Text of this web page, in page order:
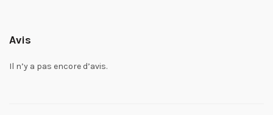
Avis
Il n’y a pas encore d’avis.